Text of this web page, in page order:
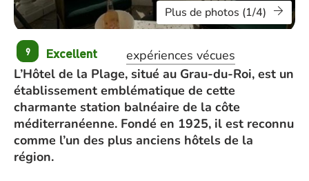
Plus de photos (1/4)
9 Excellent
expériences vécues
L’Hôtel de la Plage, situé au Grau-du-Roi, est un
établissement emblématique de cette
charmante station balnéaire de la côte
méditerranéenne. Fondé en 1925, il est reconnu
comme l’un des plus anciens hôtels de la
région.